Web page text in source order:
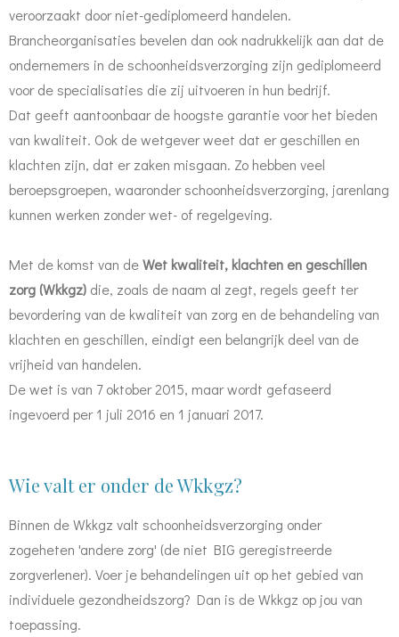
veroorzaakt door niet-gediplomeerd handelen.
Brancheorganisaties bevelen dan ook nadrukkelijk aan dat de
ondernemers in de schoonheidsverzorging zijn gediplomeerd
voor de specialisaties die zij uitvoeren in hun bedrijf.
Dat geeft aantoonbaar de hoogste garantie voor het bieden
van kwaliteit. Ook de wetgever weet dat er geschillen en
klachten zijn, dat er zaken misgaan. Zo hebben veel
beroepsgroepen, waaronder schoonheidsverzorging, jarenlang
kunnen werken zonder wet- of regelgeving.
Met de komst van deWet kwaliteit, klachten en geschillen
zorg (Wkkgz) die, zoals de naam al zegt, regels geeft ter
bevordering van de kwaliteit van zorg en de behandeling van
klachten en geschillen, eindigt een belangrijk deel van de
vrijheid van handelen.
De wet is van 7 oktober 2015, maar wordt gefaseerd
ingevoerd per 1 juli 2016 en 1 januari 2017.
Wie valt er onder de Wkkgz?
Binnen de Wkkgz valt schoonheidsverzorging onder
zogeheten 'andere zorg' (de niet BIG geregistreerde
zorgverlener). Voer je behandelingen uit op het gebied van
individuele gezondheidszorg? Dan is de Wkkgz op jou van
toepassing.